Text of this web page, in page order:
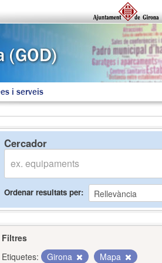
i serveis
Cercador
Ordenar resultats per
Filtres
Etiquetes:
Girona Mapa